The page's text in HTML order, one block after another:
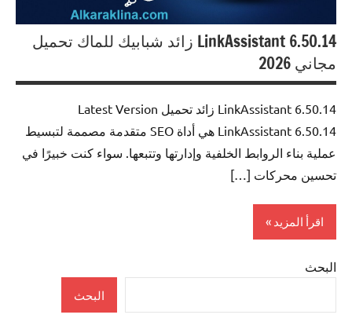
LinkAssistant 6.50.14 زائد شبابيك للماك تحميل
مجاني 2026
LinkAssistant 6.50.14 زائد تحميل Latest Version
LinkAssistant 6.50.14 هي أداة SEO متقدمة مصممة لتبسيط
عملية بناء الروابط الخلفية وإدارتها وتتبعها. سواء كنت خبيرًا في
تحسين محركات […]
اقرأ المزيد
Internet
البحث
البحث